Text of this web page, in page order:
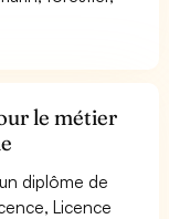
le métier
diplôme de
Licence